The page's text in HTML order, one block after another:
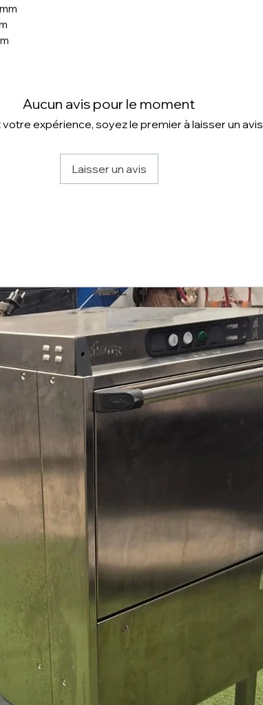
Aucun avis pour le moment
expérience, soyez le premier à laisser un
Laisser un avis